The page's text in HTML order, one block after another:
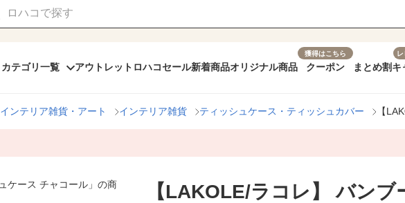
カテゴリ一覧 アウトレット ロハコセール新着商品オリジナル商品
獲得はこちら
クーポン まとめ割キ
インテリア雑貨・アート インテリア雑貨 ティッシュケース・ティッシュカバー 【
【LAKOLE/ラコレ】 バンブ